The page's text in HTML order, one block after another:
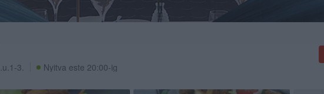
3. Nyitva este 20:00-ig